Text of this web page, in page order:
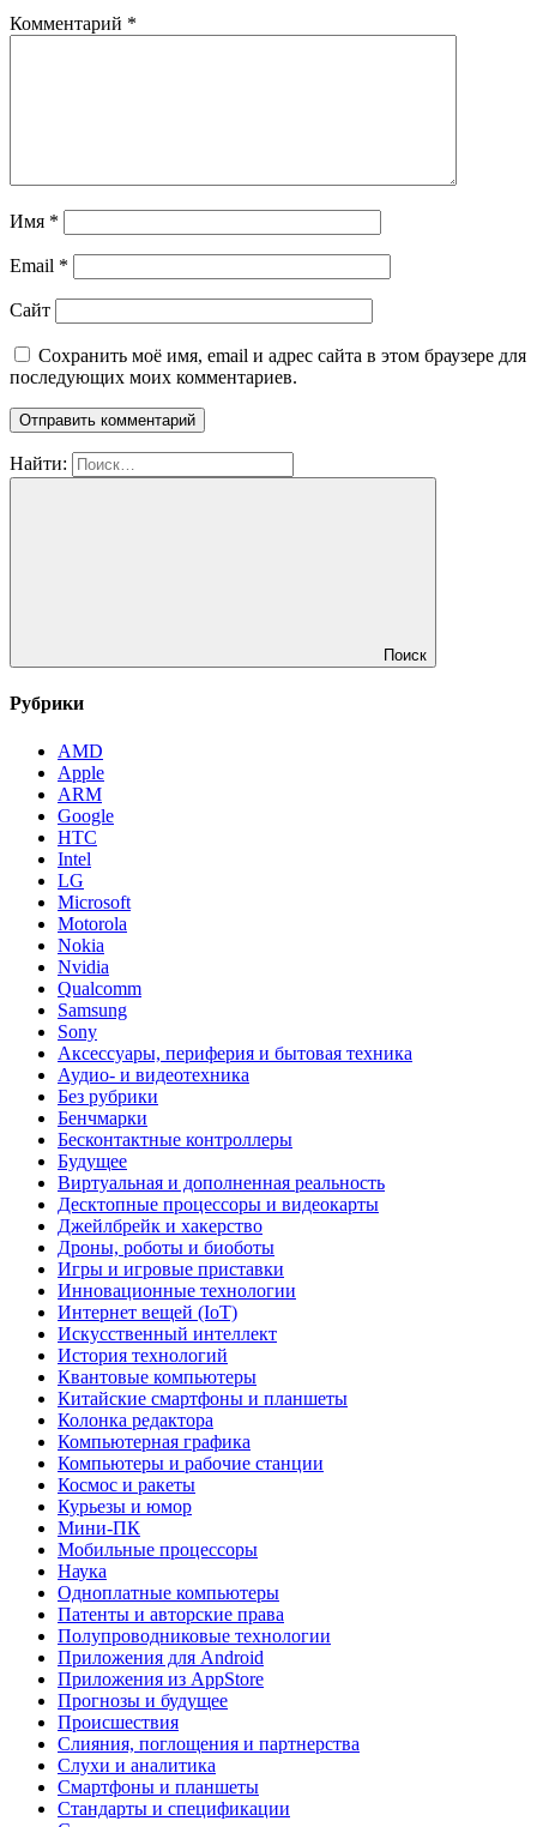
Комментарий *
Имя *
Email *
Сайт
Сохранить моё имя, email и адрес сайта в этом браузере для
последующих моих комментариев.
Найти:
Поиск
Рубрики
AMD
Apple
ARM
Google
HTC
Intel
LG
Microsoft
Motorola
Nokia
Nvidia
Qualcomm
Samsung
Sony
Аксессуары, периферия и бытовая техника
Аудио- и видеотехника
Без рубрики
Бенчмарки
Бесконтактные контроллеры
Будущее
Виртуальная и дополненная реальность
Десктопные процессоры и видеокарты
Джейлбрейк и хакерство
Дроны, роботы и биоботы
Игры и игровые приставки
Инновационные технологии
Интернет вещей (IoT)
Искусственный интеллект
История технологий
Квантовые компьютеры
Китайские смартфоны и планшеты
Колонка редактора
Компьютерная графика
Компьютеры и рабочие станции
Космос и ракеты
Курьезы и юмор
Мини-ПК
Мобильные процессоры
Наука
Одноплатные компьютеры
Патенты и авторские права
Полупроводниковые технологии
Приложения для Android
Приложения из AppStore
Прогнозы и будущее
Происшествия
Слияния, поглощения и партнерства
Слухи и аналитика
Смартфоны и планшеты
Стандарты и спецификации